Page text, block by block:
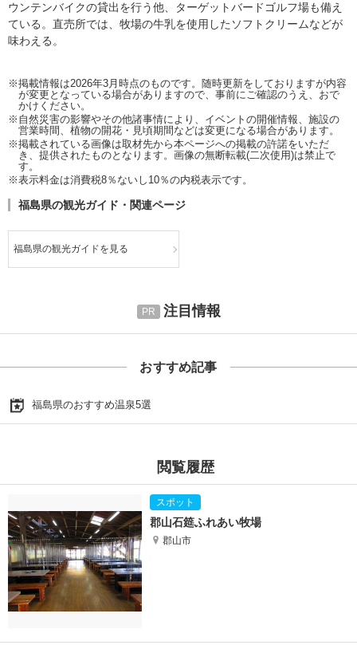
ウンテンバイクの貸出を行う他、ターゲットバードゴルフ場も備え
ている。直売所では、牧場の牛乳を使用したソフトクリームなどが
味わえる。
※掲載情報は2026年3月時点のものです。随時更新をしておりますが内容
が変更となっている場合がありますので、事前にご確認のうえ、おで
かけください。
※自然災害の影響やその他諸事情により、イベントの開催情報、施設の
営業時間、植物の開花・見頃期間などは変更になる場合があります。
※掲載されている画像は取材先から本ページへの掲載の許諾をいただ
き、提供されたものとなります。画像の無断転載(二次使用)は禁止で
す。
※表示料金は消費税8％ないし10％の内税表示です。
福島県の観光ガイド・関連ページ
福島県の観光ガイドを見る
注目情報
おすすめ記事
福島県のおすすめ温泉5選
閲覧履歴
郡山石筵ふれあい牧場
郡山市